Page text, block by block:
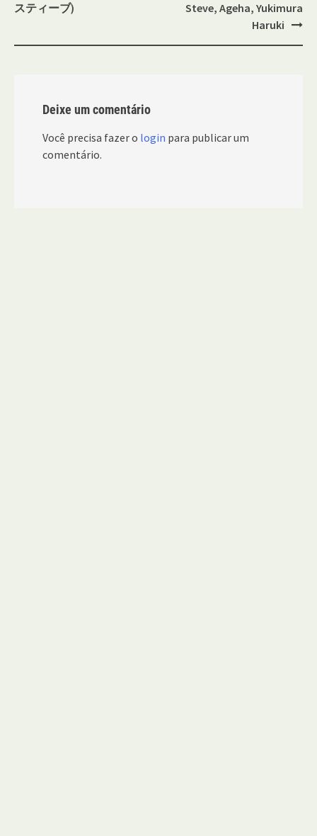
スティーブ)
Steve, Ageha, Yukimura
Haruki
Deixe um comentário
Você precisa fazer o login para publicar um
comentário.